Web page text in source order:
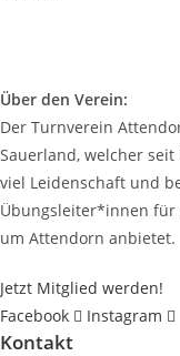
Über den Verein:
Der Turnverein
Sauerland, welcher
viel Leidenschaft und
Übungsleiter*innen für
um Attendorn anbietet.
Jetzt Mitglied werden!
Facebook
Instagram
Kontakt